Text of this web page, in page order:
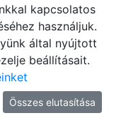
kapcsolatos
használjuk.
által nyújtott
beállításait.
Összes elutasítása